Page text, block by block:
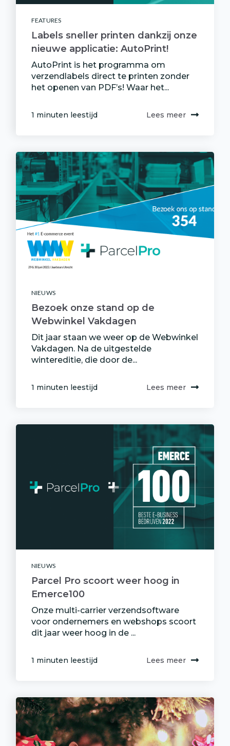
FEATURES
Labels sneller printen dankzij onze
nieuwe applicatie: AutoPrint!
AutoPrint is het programma om
verzendlabels direct te printen zonder
het openen van PDF’s! Waar het...
1 minuten leestijd Lees meer
NIEUWS
Bezoek onze stand op de
Webwinkel Vakdagen
Dit jaar staan we weer op de Webwinkel
Vakdagen. Na de uitgestelde
wintereditie, die door de...
1 minuten leestijd Lees meer
NIEUWS
Parcel Pro scoort weer hoog in
Emerce100
Onze multi-carrier verzendsoftware
voor ondernemers en webshops scoort
dit jaar weer hoog in de ...
1 minuten leestijd Lees meer